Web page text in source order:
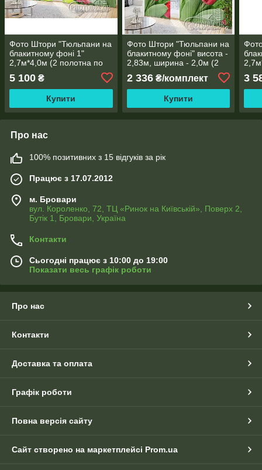
Фото Штори "Тюльпани на
блакитному фоні 1"
2,7м*4,0м (2 полотна по
5 100 ₴
Купити
Фото Штори "Тюльпани на
блакитному фоні" висота -
2,83м, ширина - 2,0м (2
полотна по 1,0м), тасьма
2 336₴/комплект
Купити
3
Про нас
100% позитивних з 15 відгуків за рік
Працює з 17.07.2012
м. Бровари
вул. Короленко, 72, ТЦ «Ринок на Київській», Поверх 2,
Бутік 1, Бровари, Україна
Контакти
Сьогодні працює з 10:00 до 19:00
Показати весь графік роботи
Про нас
Контакти
Доставка та оплата
Графік роботи
Повна версія сайту
Сайт створено на маркетплейсі Prom.ua